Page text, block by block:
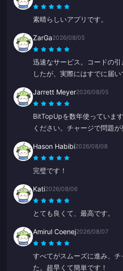
素晴らしいアプリです。
ZarGa2026/08/05
迅速なサービス。コードの
したが、実際にはすでに届
さんの案内で問題が解決しま
Jarrett Meyer2026/08/05
BitTopUpを数年使っていま
ください。チャージで問題
です。そして信じられないほ
クするだけで完了します。生
Hason Habibi2026/08/08
完璧です！
Kati2026/08/06
とても良くて、最高です。
Amirul Coenej2026/08/07
すべてがスムーズに進み、
た。超早くて簡単です！